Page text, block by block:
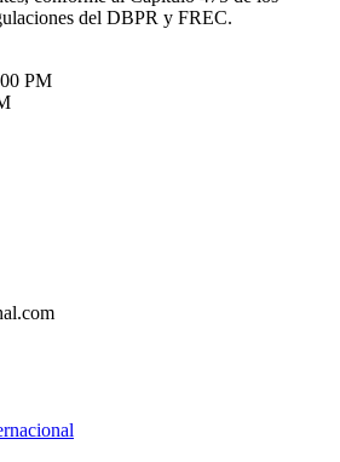
del DBPR y FREC.
PM